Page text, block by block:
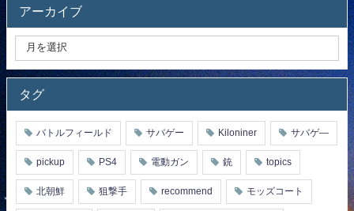
アーカイブ
タグ
バトルフィールド サバゲー Kiloniner サバゲ―
pickup PS4 電動ガン 銃 topics
北朝鮮 狙撃手 recommend モッズコート